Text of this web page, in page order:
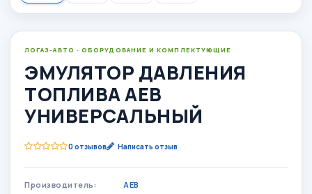
ЛОГАЗ-АВТО · ОБОРУДОВАНИЕ И КОМПЛЕКТУЮЩИЕ
ЭМУЛЯТОР ДАВЛЕНИЯ
ТОПЛИВА АЕВ
УНИВЕРСАЛЬНЫЙ
0 отзывов Написать отзыв
Производитель:
AEB